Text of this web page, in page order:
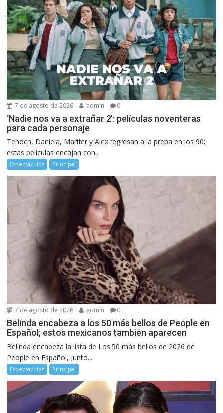
7 de agosto de 2026 admin 0
‘Nadie nos va a extrañar 2’: películas noventeras
para cada personaje
Tenoch, Daniela, Marifer y Alex regresan a la prepa en los 90;
estas películas encajan con...
Espectáculos Principal
7 de agosto de 2026 admin 0
Belinda encabeza a los 50 más bellos de People en
Español; estos mexicanos también aparecen
Belinda encabeza la lista de Los 50 más bellos de 2026 de
People en Español, junto...
Espectáculos Principal